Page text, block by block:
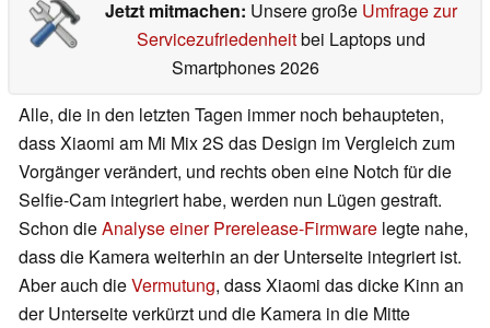
Jetzt mitmachen: Unsere große Umfrage zur
Servicezufriedenheitbei Laptops und
Smartphones 2026
Alle, die in den letzten Tagen immer noch behaupteten,
dass Xiaomi am Mi Mix 2S das Design im Vergleich zum
Vorgänger verändert, und rechts oben eine Notch für die
Selfie-Cam integriert habe, werden nun Lügen gestraft.
Schon dieAnalyse einer Prerelease-Firmware legte nahe,
dass die Kamera weiterhin an der Unterseite integriert ist.
Aber auch dieVermutung, dass Xiaomi das dicke Kinn an
der Unterseite verkürzt und die Kamera in die Mitte